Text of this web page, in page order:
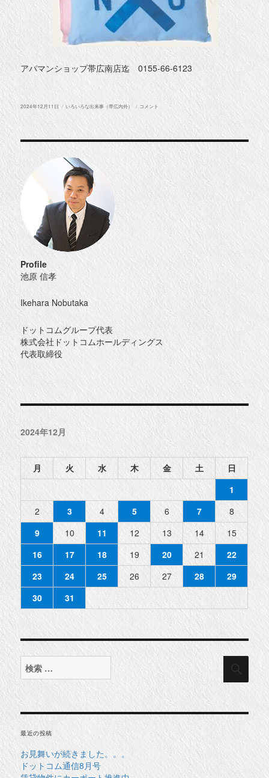
アパマンショップ帯広南店迄 0155-66-6123
投
2024年12月11日
カ
いろいろな出来事（帯広内外）
新
ー
コメント
Profile
池原 信孝
Ikehara Nobutaka
ドットコムグループ代表
株式会社ドットコムホールディングス
代表取締役
2024年12月
月 火 水 木 金 土
日
1
2
3 4 5 6 7
8
9
10 11 12 13 14
15
16
17 18 19 20 21
22
23
24 25 26 27 28
29
30
31
索
対
最近の投稿
お見舞いが続きました。。。
ドットコム通信8月号